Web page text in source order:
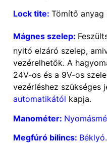
Lock tite: Tömítő anyag
Mágnes szelep:
nyitó elzáró szelep,
vezérelhetők. A
24V-os és a 9V-os
vezérléshez szükséges
automatikától kapja.
Manométer:
Megfúró bilincs: Béklyó.